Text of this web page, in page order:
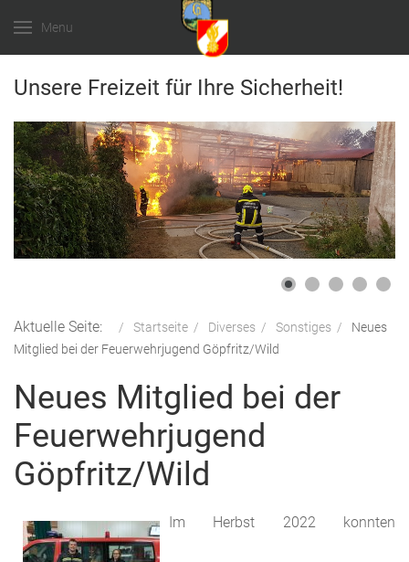
Menu
Unsere Freizeit für Ihre Sicherheit!
Aktuelle Seite: Startseite Diverses Sonstiges
Neues
Mitglied bei der Feuerwehrjugend Göpfritz/Wild
Neues Mitglied bei der
Feuerwehrjugend
Göpfritz/Wild
Im Herbst 2022 konnten